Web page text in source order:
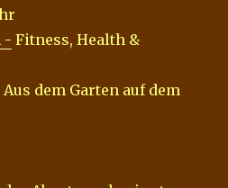
- Fitness, Health &
Aus dem Garten auf dem